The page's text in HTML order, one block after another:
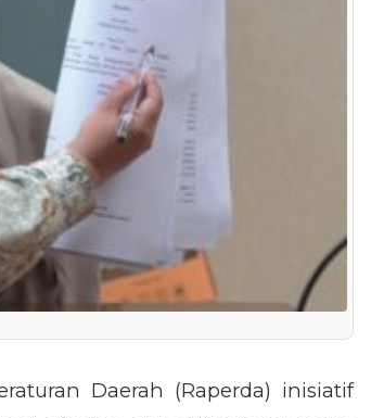
Daerah (Raperda) inisiatif